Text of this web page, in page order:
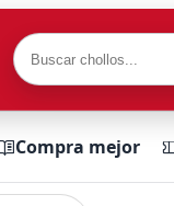
Compra mejor